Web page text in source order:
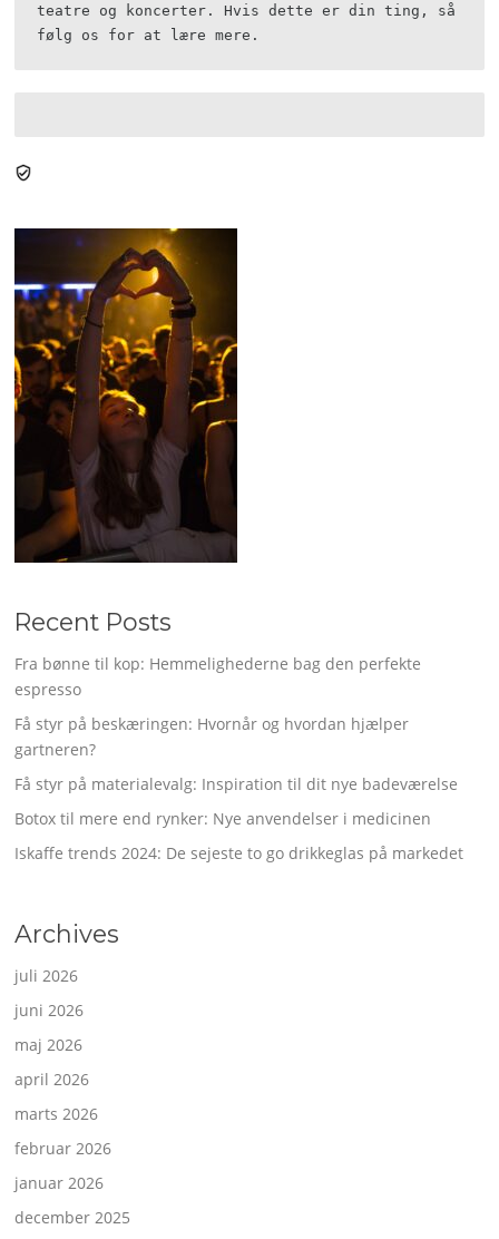
teatre og koncerter. Hvis dette er din ting, så
følg os for at lære mere.
Recent Posts
Fra bønne til kop: Hemmelighederne bag den perfekte
espresso
Få styr på beskæringen: Hvornår og hvordan hjælper
gartneren?
Få styr på materialevalg: Inspiration til dit nye badeværelse
Botox til mere end rynker: Nye anvendelser i medicinen
Iskaffe trends 2024: De sejeste to go drikkeglas på markedet
Archives
juli 2026
juni 2026
maj 2026
april 2026
marts 2026
februar 2026
januar 2026
december 2025